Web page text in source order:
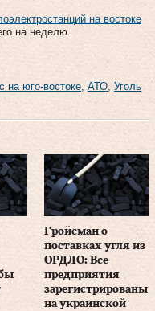
на востоке
на неделю.
на юго-востоке АТО Уголь
Гройсман о
поставках угля из
ОРДЛО: Все
предприятия
зарегистрированы
на украинской